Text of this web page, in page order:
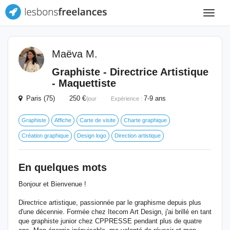
Toggle
Maëva M.
Graphiste - Directrice Artistique
- Maquettiste
Paris (75) 250 €/jour Expérience : 7-9 ans
Graphiste Affiche Carte de visite Charte graphique
Création graphique Design logo Direction artistique
En quelques mots
Bonjour et Bienvenue !
Directrice artistique, passionnée par le graphisme depuis plus
d'une décennie. Formée chez Itecom Art Design, j'ai brillé en tant
que graphiste junior chez CPPRESSE pendant plus de quatre